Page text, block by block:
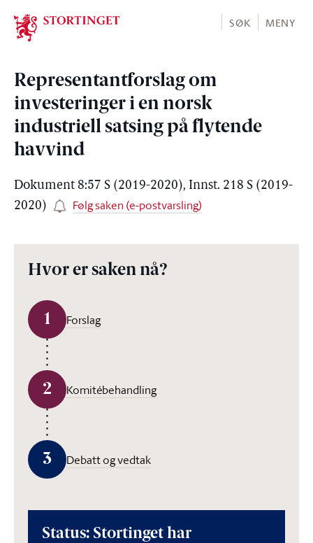
Stortinget.no
SØK MENY
Representantforslag om
investeringer i en norsk
industriell satsing på flytende
havvind
Dokument 8:57 S (2019-2020), Innst. 218 S (2019-
2020)
Følg saken (e-postvarsling)
Hvor er saken nå?
1 Forslag
2 Komitébehandling
3 Debatt og vedtak
Status: Stortinget har